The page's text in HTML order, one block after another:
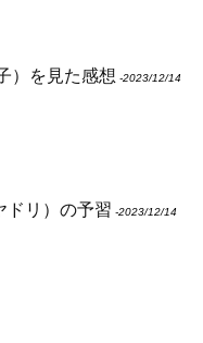
）を見た感想 ‐2023/12/14
ドリ）の予習 ‐2023/12/14